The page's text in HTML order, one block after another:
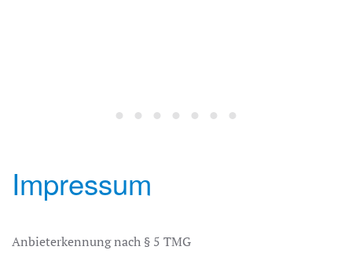
Impressum
Anbieterkennung nach § 5 TMG